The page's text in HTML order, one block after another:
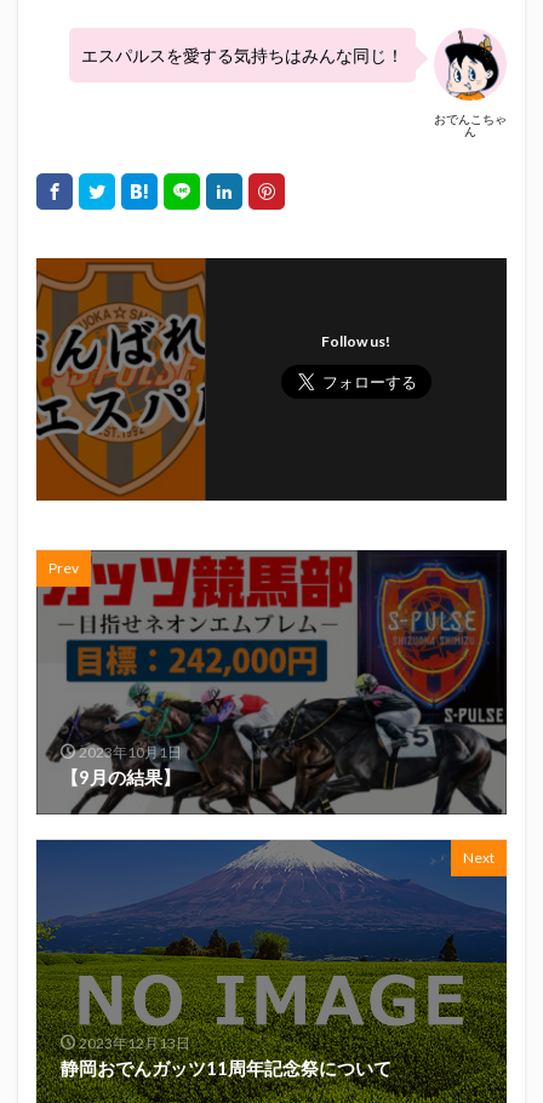
おでんこちゃ
ん
エスパルスを愛する気持ちはみんな同じ！
Follow us!
Prev
2023年10月1日
【9月の結果】
Next
2023年12月13日
静岡おでんガッツ11周年記念祭について